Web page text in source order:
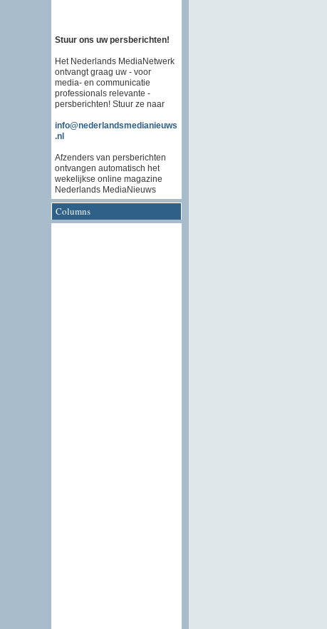
Stuur ons uw persberichten!
Het Nederlands MediaNetwerk
ontvangt graag uw - voor
media- en communicatie
professionals relevante -
persberichten! Stuur ze naar
info@nederlandsmedianieuws
.nl
Afzenders van persberichten
ontvangen automatisch het
wekelijkse online magazine
Nederlands MediaNieuws
Columns